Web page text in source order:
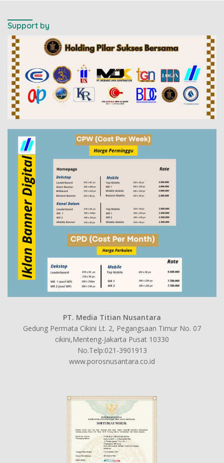
Support by
PT. Media Titian Nusantara
Gedung Permata Cikini Lt. 2, Pegangsaan Timur No. 07
cikini,Menteng-Jakarta Pusat 10330
No.Telp:021-3901913
www.porosnusantara.co.id